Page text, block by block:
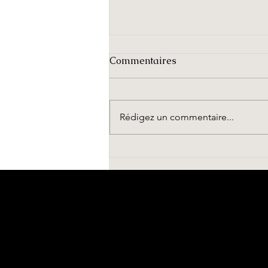
Que faire autour de
de vous accueillir pour votre
séjour au cœur de notre forêt de
Commentaires
Rédigez un commentaire...